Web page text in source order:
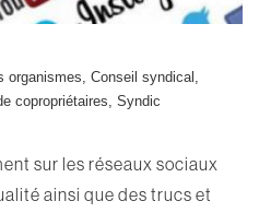
organismes, Conseil syndical,
copropriétaires, Syndic
sur les réseaux sociaux
ainsi que des trucs et